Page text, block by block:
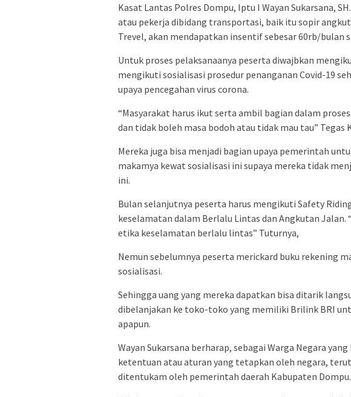
Kasat Lantas Polres Dompu, Iptu I Wayan Sukarsana,
atau pekerja dibidang transportasi, baik itu sopir
Trevel, akan mendapatkan insentif sebesar 60rb/bulan
Untuk proses pelaksanaanya peserta diwajbkan
mengikuti sosialisasi prosedur penanganan Covid-19
upaya pencegahan virus corona.
“Masyarakat harus ikut serta ambil bagian dalam
dan tidak boleh masa bodoh atau tidak mau tau” Tegas
Mereka juga bisa menjadi bagian upaya pemerintah
makamya kewat sosialisasi ini supaya mereka tidak
ini.
Bulan selanjutnya peserta harus mengikuti Safety
keselamatan dalam Berlalu Lintas dan Angkutan Jalan.
etika keselamatan berlalu lintas” Tuturnya,
Nemun sebelumnya peserta merickard buku rekening
sosialisasi.
Sehingga uang yang mereka dapatkan bisa ditarik
dibelanjakan ke toko-toko yang memiliki Brilink BRI
apapun.
Wayan Sukarsana berharap, sebagai Warga Negara
ketentuan atau aturan yang tetapkan oleh negara,
ditentukam oleh pemerintah daerah Kabupaten Dompu.